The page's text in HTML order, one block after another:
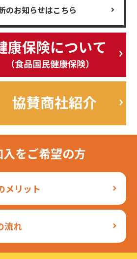
のお知らせはこちら
をご希望の方
メリット
流れ